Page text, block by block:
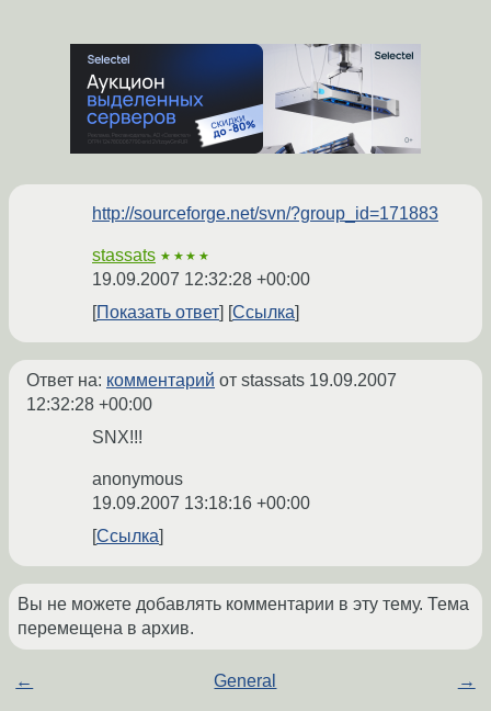
http://sourceforge.net/svn/?group_id=171883
stassats ★★★★
19.09.2007 12:32:28 +00:00
Показать ответ
Ссылка
Ответ на: комментарий от stassats 19.09.2007
12:32:28 +00:00
SNX!!!
anonymous
19.09.2007 13:18:16 +00:00
Ссылка
Вы не можете добавлять комментарии в эту тему. Тема
перемещена в архив.
← General →